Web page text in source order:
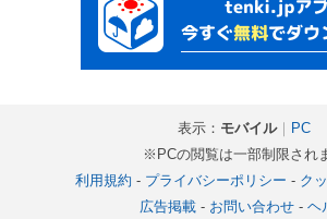
表示： モバイル｜ PC
※PCの閲覧は一部制限され
利用規約 - プライバシーポリシー - ク
広告掲載- お問い合わせ- ヘ